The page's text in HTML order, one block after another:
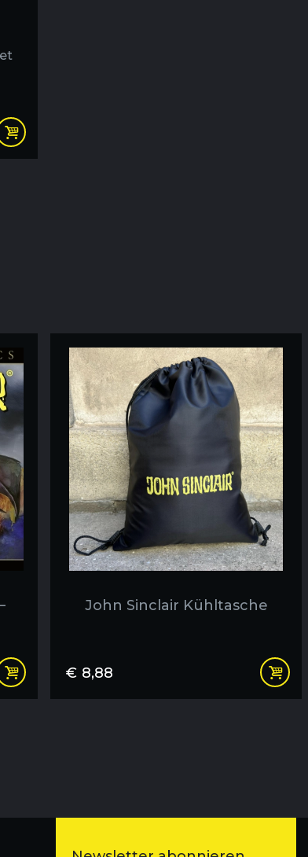
John Sinclair Kühltasche
€ 8,88